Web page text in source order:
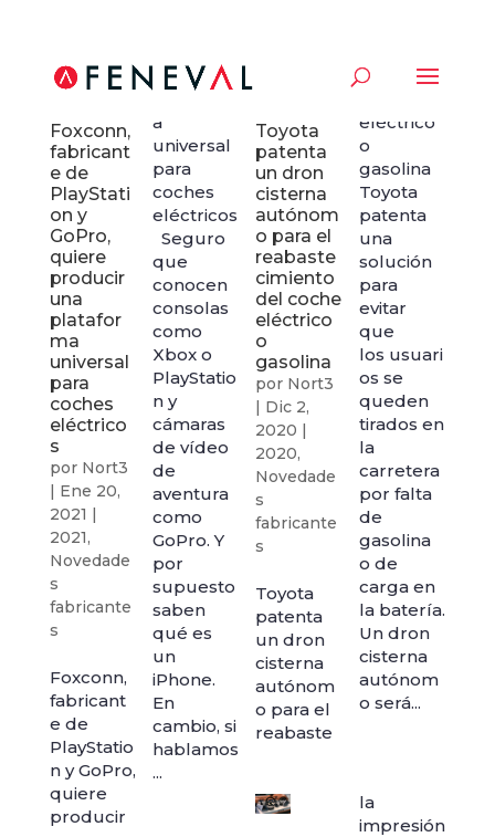
Foxconn,
fabricant
e de
PlayStati
on y
GoPro,
quiere
producir
una
platafor
ma
universal
para
coches
eléctrico
s
por Nort3
| Ene 20,
2021 |
2021,
Novedade
s
fabricante
s
Foxconn,
fabricant
e de
PlayStatio
n y GoPro,
quiere
producir
una
a
universal
para
coches
eléctricos
Seguro
que
conocen
consolas
como
Xbox o
PlayStatio
n y
cámaras
de vídeo
de
aventura
como
GoPro. Y
por
supuesto
saben
qué es
un
iPhone.
En
cambio, si
hablamos
...
Toyota
patenta
un dron
cisterna
autónom
o para el
reabaste
cimiento
del coche
eléctrico
o
gasolina
por Nort3
| Dic 2,
2020 |
2020,
Novedade
s
fabricante
s
Toyota
patenta
un dron
cisterna
autónom
o para el
reabaste
cimiento
eléctrico
o
gasolina
Toyota
patenta
una
solución
para
evitar
que
los usuari
os se
queden
tirados en
la
carretera
por falta
de
gasolina
o de
carga en
la batería.
Un dron
cisterna
autónom
o será...
la
impresión